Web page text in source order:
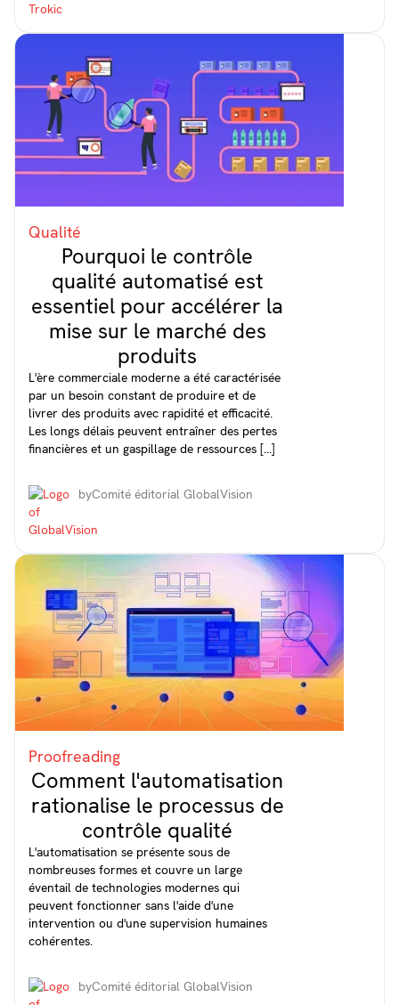
Qualité
Pourquoi le contrôle
qualité automatisé est
essentiel pour accélérer la
mise sur le marché des
produits
L'ère commerciale moderne a été caractérisée
par un besoin constant de produire et de
livrer des produits avec rapidité et efficacité.
Les longs délais peuvent entraîner des pertes
financières et un gaspillage de ressources [...]
byComité éditorial GlobalVision
Proofreading
Comment l'automatisation
rationalise le processus de
contrôle qualité
L'automatisation se présente sous de
nombreuses formes et couvre un large
éventail de technologies modernes qui
peuvent fonctionner sans l'aide d'une
intervention ou d'une supervision humaines
cohérentes.
byComité éditorial GlobalVision